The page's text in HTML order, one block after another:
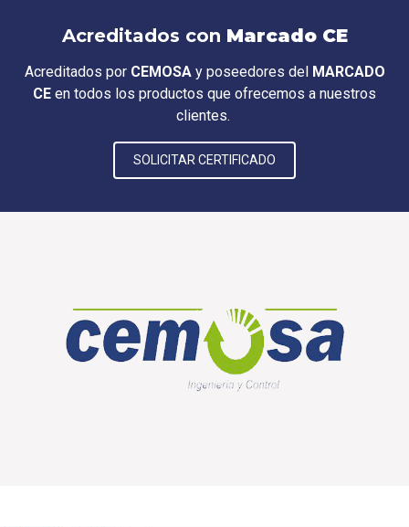
Acreditados con Marcado CE
Acreditados por CEMOSAy poseedores del
MARCADO
CE en todos los productos que ofrecemos a nuestros
clientes.
SOLICITAR CERTIFICADO